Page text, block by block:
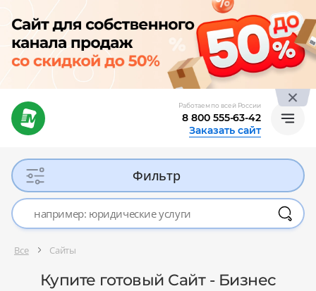
Работаем по всей России
8 800 555-63-42
Заказать сайт
Фильтр
Все Сайты
Купите готовый Сайт - Бизнес